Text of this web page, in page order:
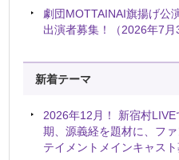
劇団MOTTAINAI旗揚げ公
出演者募集！（2026年7月
新着テーマ
2026年12月！ 新宿村
期、源義経を題材に、フ
テイメントメインキャスト